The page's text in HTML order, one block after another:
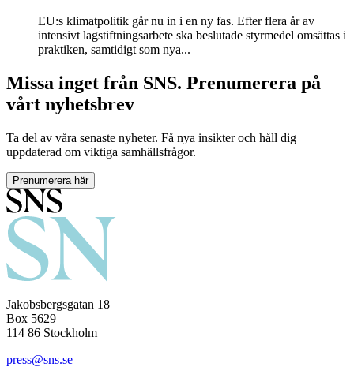
EU:s klimatpolitik går nu in i en ny fas. Efter flera år av
intensivt lagstiftningsarbete ska beslutade styrmedel omsättas i
praktiken, samtidigt som nya...
Missa inget från SNS. Prenumerera på
vårt nyhetsbrev
Ta del av våra senaste nyheter. Få nya insikter och håll dig
uppdaterad om viktiga samhällsfrågor.
Prenumerera här
Jakobsbergsgatan 18
Box 5629
114 86 Stockholm
press@sns.se